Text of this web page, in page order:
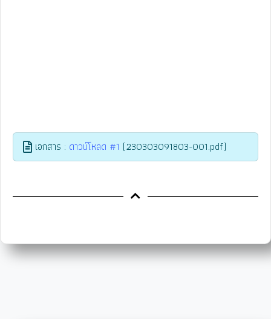
เอกสาร : ดาวน์โหลด #1 (230303091803-001.pdf)